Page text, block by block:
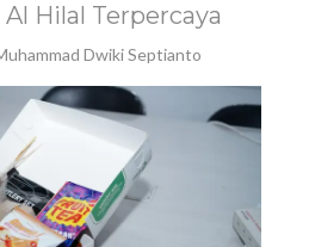
Hilal Terpercaya
Dwiki Septianto